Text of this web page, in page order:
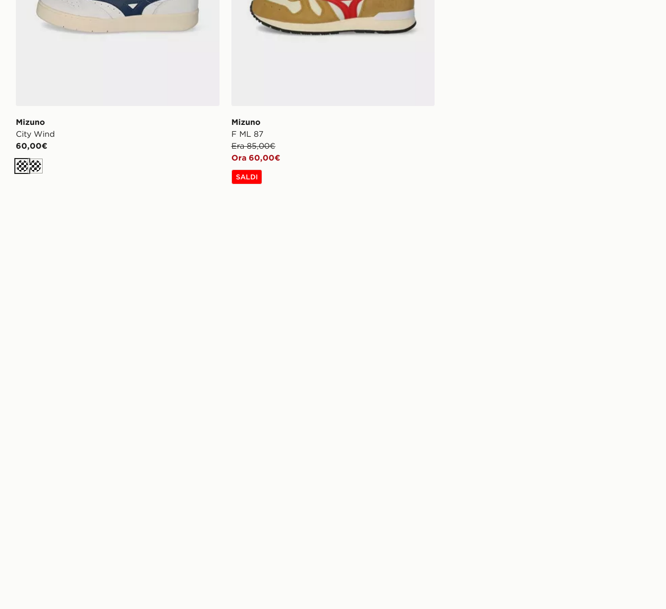
Mizuno
City Wind
60,00€
Bc Bc
Mizuno
F ML 87
Era 85,00€
Ora 60,00€
SALDI